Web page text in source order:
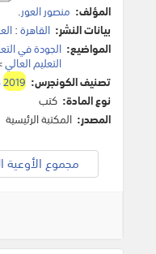
المؤلف: منصور العور.
بيانات النشر: القاهرة:
المواضيع: الجودة في
التعليم العالي
تصنيف الكونجرس: 2019
نوع المادة: كتب
المصدر: المكتبة الرئيسية
مجموع الأوعية